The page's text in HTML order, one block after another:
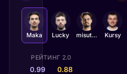
Maka Lucky misutaaa Kursy
РЕЙТИНГ 2.0
0.99 0.88